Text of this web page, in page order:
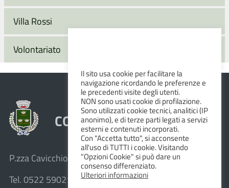
Villa Rossi
Volontariato
COMUNE DI ALBINEA
P.zza Cavicchioni, 8 – 42020 Albinea (R.E.)
Tel. 0522 590211 – Fax 0522 590236
Il sito usa cookie per facilitare la
navigazione ricordando le preferenze e
le precedenti visite degli utenti.
NON sono usati cookie di profilazione.
Sono utilizzati cookie tecnici, analitici (IP
anonimo), e di terze parti legati a servizi
esterni e contenuti incorporati.
Con "Accetta tutto", si acconsente
all'uso di TUTTI i cookie. Visitando
"Opzioni Cookie" si può dare un
consenso differenziato.
Ulteriori informazioni